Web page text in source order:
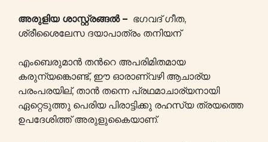
അരുളിയ ശാസ്റ്റ്രങ്ങൽ – ഭഗവദ് ഗീത,
ശ്രീശൈലേസ ദയാപാത്രം തനിയന്
എംബെരുമാൻ തന്‍റെ അപരിമിതമായ
കരുന്യങ്കൊണ്ട്, ഈ ഓരാണ്വഴി ആചാര്യ
പരംപരയില്, താൻ തന്നെ പ്രഥമാചാര്യനായി
ഏറ്റെടുത്തു പെരിയ പിരാട്ടിക്കു രഹസ്യ ത്രയത്തെ
ഉപദേശിത്ത് അരുളുകൈയാണ്.